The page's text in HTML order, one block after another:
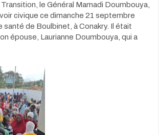
le Général Mamadi Doumbouya,
civique ce dimanche 21 septembre
santé de Boulbinet, à Conakry. Il était
épouse, Laurianne Doumbouya, qui a